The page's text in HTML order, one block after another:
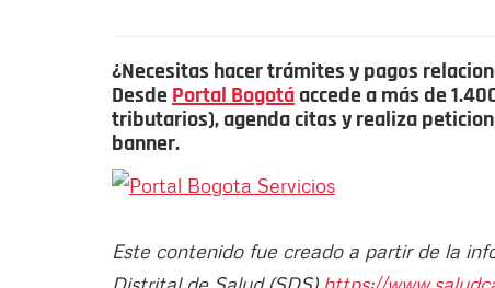
¿Necesitas hacer trámites y pagos
Desde Portal Bogotáaccede a más de
tributarios), agenda citas y realiza
banner.
Este contenido fue creado a partir de la